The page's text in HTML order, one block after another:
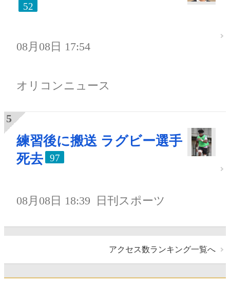
52
08月08日 17:54
オリコンニュース
練習後に搬送 ラグビー選手
死去
97
08月08日 18:39 日刊スポーツ
アクセス数ランキング一覧へ